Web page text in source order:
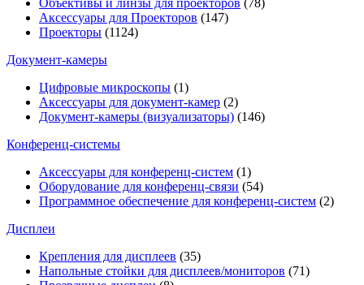
Объективы и линзы для проекторов (78)
Аксессуары для Проекторов (147)
Проекторы (1124)
Документ-камеры
Цифровые микроскопы (1)
Аксессуары для документ-камер (2)
Документ-камеры (визуализаторы) (146)
Конференц-системы
Аксессуары для конференц-систем (1)
Оборудование для конференц-связи (54)
Программное обеспечение для конференц-систем (2)
Дисплеи
Крепления для дисплеев (35)
Напольные стойки для дисплеев/мониторов (71)